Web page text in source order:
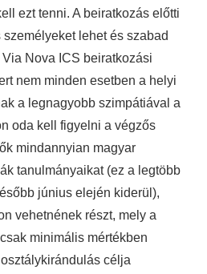
ezt tenni. A beiratkozás előtti
lehet és szabad
Nova ICS beiratkozási
nem minden esetben a helyi
a legnagyobb szimpátiával a
oda kell figyelni a végzős
mindannyian magyar
tanulmányaikat (ez a legtöbb
június elején kiderül),
vehetnének részt, mely a
minimális mértékben
célja